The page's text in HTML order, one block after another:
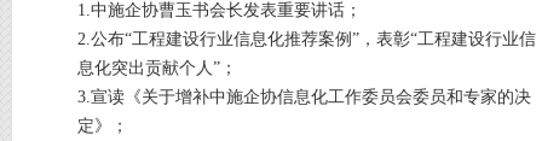
1.中施企协曹玉书会长发表重要讲话；
2.公布“工程建设行业信息化推荐案例”，表彰“工程建设行业信
息化突出贡献个人”；
3.宣读《关于增补中施企协信息化工作委员会委员和专家的决
定》；